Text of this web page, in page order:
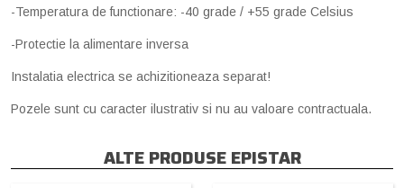
-Temperatura de functionare: -40 grade / +55 grade Celsius
-Protectie la alimentare inversa
Instalatia electrica se achizitioneaza separat!
Pozele sunt cu caracter ilustrativ si nu au valoare contractuala.
ALTE PRODUSE EPISTAR